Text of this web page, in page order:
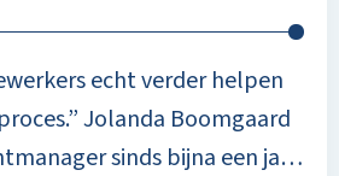
echt verder helpen
Jolanda Boomgaard
sinds bijna een jaar